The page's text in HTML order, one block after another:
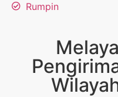
Rumpin